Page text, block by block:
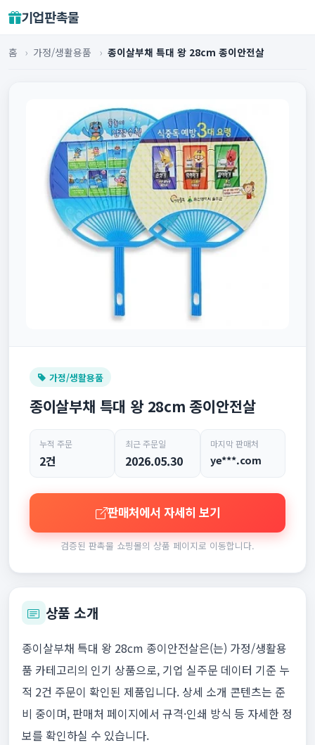
기업판촉물
홈 › 가정/생활용품 › 종이살부채 특대 왕 28cm 종이안전살
가정/생활용품
종이살부채 특대 왕 28cm 종이안전살
누적 주문
2건
최근 주문일
2026.05.30
마지막 판매처
ye***.com
판매처에서 자세히 보기
검증된 판촉물 쇼핑몰의 상품 페이지로 이동합니다.
상품 소개
종이살부채 특대 왕 28cm 종이안전살은(는) 가정/생활용
품 카테고리의 인기 상품으로, 기업 실주문 데이터 기준 누
적 2건 주문이 확인된 제품입니다. 상세 소개 콘텐츠는 준
비 중이며, 판매처 페이지에서 규격·인쇄 방식 등 자세한 정
보를 확인하실 수 있습니다.